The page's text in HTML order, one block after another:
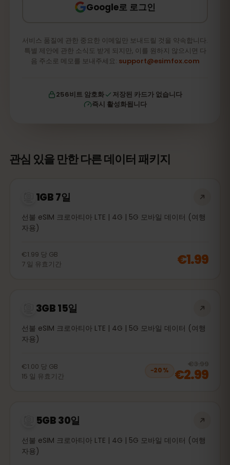
Google로 로그인
서비스 품질에 관한 중요한 이메일만 보내드릴 것을 약속합니다.
특별 제안에 관한 소식도 받게 되지만, 이를 원하지 않으시면 다
음 주소로 메모를 보내주세요: support@esimfox.com
256비트 암호화
저장된 카드가 없습니다
즉시 활성화됩니다
관심 있을 만한 다른 데이터 패키지
1GB 7일
선불 eSIM 크로아티아 LTE | 4G | 5G 모바일 데이터 (여행
자용)
€1.99 당 GB
7 일 유효기간 €1.99
3GB 15일
선불 eSIM 크로아티아 LTE | 4G | 5G 모바일 데이터 (여행
자용)
€1.00 당 GB
15 일 유효기간
−20%
€3.99
€2.99
5GB 30일
선불 eSIM 크로아티아 LTE | 4G | 5G 모바일 데이터 (여행
자용)